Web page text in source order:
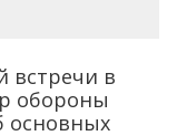
встречи в
обороны
основных